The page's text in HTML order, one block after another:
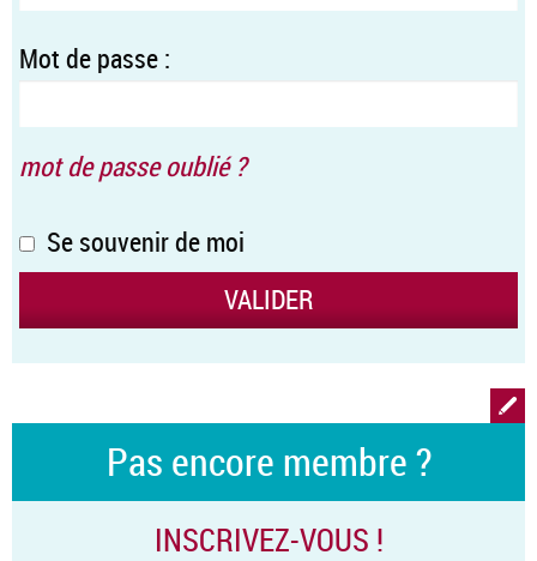
Mot de passe :
mot de passe oublié ?
Se souvenir de moi
Pas encore membre ?
INSCRIVEZ-VOUS !